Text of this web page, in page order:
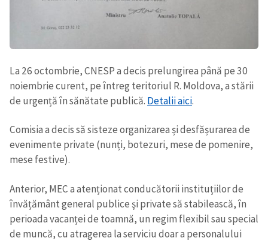
La 26 octombrie, CNESP a decis prelungirea până pe 30
noiembrie curent, pe întreg teritoriul R. Moldova, a stării
de urgență în sănătate publică. Detalii aici.
Comisia a decis să sisteze organizarea și desfășurarea de
evenimente private (nunți, botezuri, mese de pomenire,
mese festive).
Anterior, MEC a atenționat conducătorii instituțiilor de
învățământ general publice şi private să stabilească, în
perioada vacanței de toamnă, un regim flexibil sau special
de muncă, cu atragerea la serviciu doar a personalului